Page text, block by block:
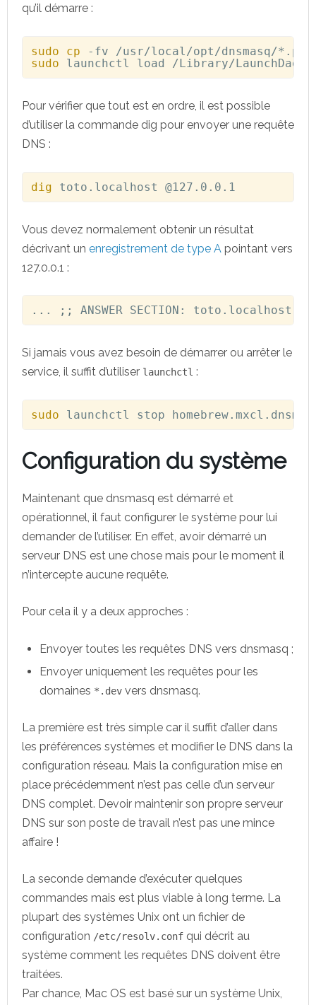
qu’il démarre :
sudo
cp
sudo launchctl load /Library/
Pour vérifier que tout est en ordre, il est possible
d’utiliser la commande dig pour envoyer une requête
DNS :
dig toto.localhost @127.0.0.1
Vous devez normalement obtenir un résultat
décrivant un enregistrement de type A pointant vers
127.0.0.1 :
.. . ; ; ANSWER SECTION: toto.localhost. 0
Si jamais vous avez besoin de démarrer ou arrêter le
service, il suffit d’utiliser launchctl :
sudo launchctl stop
Configuration du système
Maintenant que dnsmasq est démarré et
opérationnel, il faut configurer le système pour lui
demander de l’utiliser. En effet, avoir démarré un
serveur DNS est une chose mais pour le moment il
n’intercepte aucune requête.
Pour cela il y a deux approches :
Envoyer toutes les requêtes DNS vers dnsmasq ;
Envoyer uniquement les requêtes pour les
domaines *.dev vers dnsmasq.
La première est très simple car il suffit d’aller dans
les préférences systèmes et modifier le DNS dans la
configuration réseau. Mais la configuration mise en
place précédemment n’est pas celle d’un serveur
DNS complet. Devoir maintenir son propre serveur
DNS sur son poste de travail n’est pas une mince
affaire !
La seconde demande d’exécuter quelques
commandes mais est plus viable à long terme. La
plupart des systèmes Unix ont un fichier de
configuration /etc/resolv.conf qui décrit au
système comment les requêtes DNS doivent être
traitées.
Par chance, Mac OS est basé sur un système Unix,